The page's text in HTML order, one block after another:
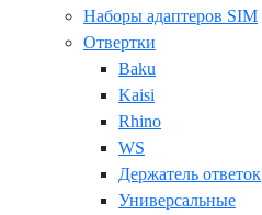
Наборы адаптеров SIM
Отвертки
Baku
Kaisi
Rhino
WS
Держатель ответок
Универсальные